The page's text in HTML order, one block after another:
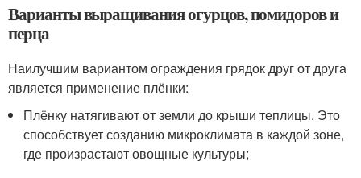
Варианты выращивания огурцов, помидоров и
перца
Наилучшим вариантом ограждения грядок друг от друга
является применение плёнки:
Плёнку натягивают от земли до крыши теплицы. Это
способствует созданию микроклимата в каждой зоне,
где произрастают овощные культуры;